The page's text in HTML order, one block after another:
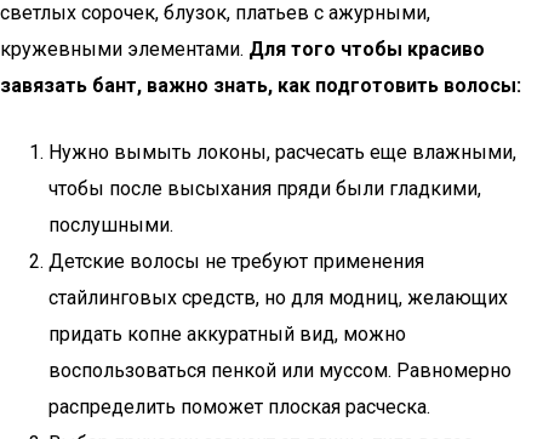
светлых сорочек, блузок, платьев с ажурными,
кружевными элементами. Для того чтобы красиво
завязать бант, важно знать, как подготовить волосы:
Нужно вымыть локоны, расчесать еще влажными,
чтобы после высыхания пряди были гладкими,
послушными.
Детские волосы не требуют применения
стайлинговых средств, но для модниц, желающих
придать копне аккуратный вид, можно
воспользоваться пенкой или муссом. Равномерно
распределить поможет плоская расческа.